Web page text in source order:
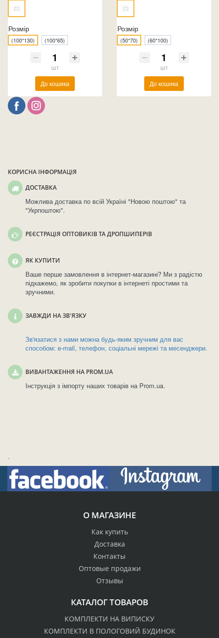
Розмір
(100*130) (100*65)
шт
До кошика
Розмір
(50*70) (60*100)
шт
До кошика
КОРИСНА ІНФОРМАЦІЯ
ДОСТАВКА
Можлива доставка по всій Україні "Новою поштою" та
"Укрпоштою".
РЕЄСТРАЦІЯ ОПТОВИКІВ ТА ДРОПШИПЕРІВ
ЯК КУПИТИ
Ваше перше замовлення в інтернет-магазині? Ми з радістю
підкажемо, як зробити покупки в інтернеті простими та
зручними.
ЗАВЖДИ НА ЗВ'ЯЗКУ
Зв'язатися з нами можна будь-яким зручним для вас
способом: e-mail, телефон, соціальні мережі та месенджери.
ВИВАНТАЖЕННЯ НА PROM.UA
Інструкція з імпорту наших товарів на Prom.ua.
.
О МАГАЗИНЕ
Как купить
Доставка
Контакты
Оптовые продажи
Отзывы
КАТАЛОГ ТОВАРОВ
КОМПЛЕКТИ НА ВИПИСКУ
КОМПЛЕКТИ В ПОЛОГОВИЙ БУДИНОК